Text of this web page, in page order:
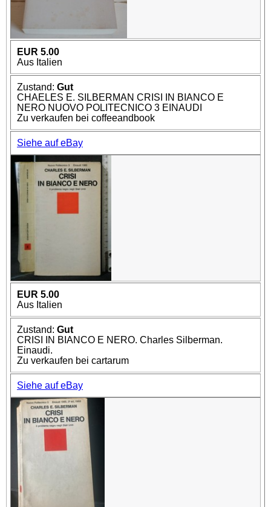
EUR 5.00
Aus Italien
Zustand: Gut
CHAELES E. SILBERMAN CRISI IN BIANCO E
NERO NUOVO POLITECNICO 3 EINAUDI
Zu verkaufen bei coffeeandbook
Siehe auf eBay
EUR 5.00
Aus Italien
Zustand: Gut
CRISI IN BIANCO E NERO. Charles Silberman.
Einaudi.
Zu verkaufen bei cartarum
Siehe auf eBay